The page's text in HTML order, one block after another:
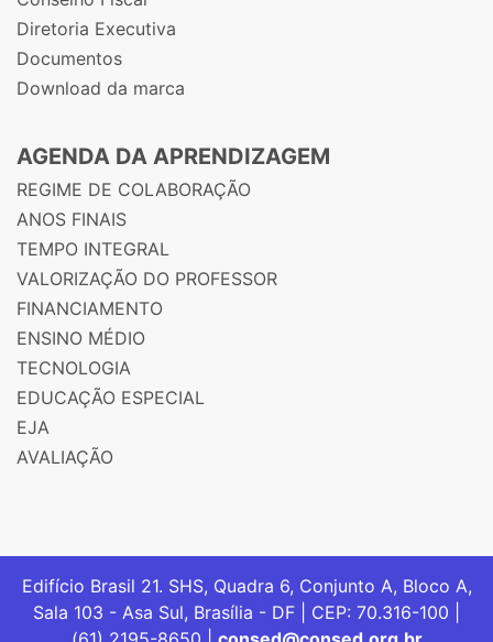
Diretoria Executiva
Documentos
Download da marca
AGENDA DA APRENDIZAGEM
REGIME DE COLABORAÇÃO
ANOS FINAIS
TEMPO INTEGRAL
VALORIZAÇÃO DO PROFESSOR
FINANCIAMENTO
ENSINO MÉDIO
TECNOLOGIA
EDUCAÇÃO ESPECIAL
EJA
AVALIAÇÃO
Edifício Brasil 21. SHS, Quadra 6, Conjunto A, Bloco A,
Sala 103 - Asa Sul, Brasília - DF | CEP: 70.316-100 |